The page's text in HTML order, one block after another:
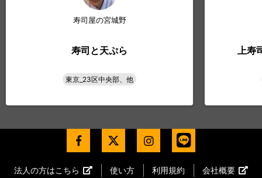
寿司屋の宮城野
寿司と天ぷら
東京_23区中央部、他
上寿
法人の方はこちら 使い方 利用規約 会社概要